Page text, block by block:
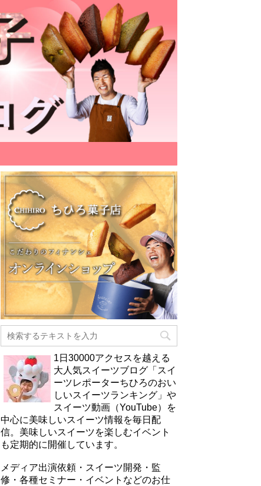
1日30000アクセスを越える
大人気スイーツブログ「スイ
ーツレポーターちひろのおい
しいスイーツランキング」や
スイーツ動画（YouTube）を
中心に美味しいスイーツ情報を毎日配
信。美味しいスイーツを楽しむイベント
も定期的に開催しています。
メディア出演依頼・スイーツ開発・監
修・各種セミナー・イベントなどのお仕